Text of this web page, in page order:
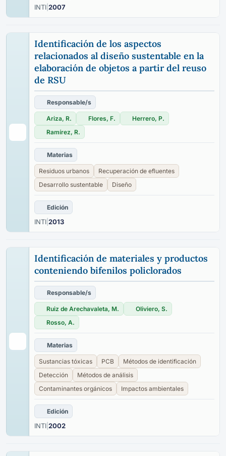
INTI 2007
Identificación de los aspectos
relacionados al diseño sustentable en la
elaboración de objetos a partir del reuso
de RSU
Responsable/s
Ariza, R. Flores, F.
Herrero, P.
Ramírez, R.
Materias
Residuos urbanos
Recuperación de efluentes
Desarrollo sustentable
Diseño
Edición
INTI 2013
Identificación de materiales y productos
conteniendo bifenilos policlorados
Responsable/s
Ruiz de Arechavaleta, M.
Oliviero, S.
Rosso, A.
Materias
Sustancias tóxicas PCB
Métodos de identificación
Detección
Métodos de análisis
Contaminantes orgánicos
Impactos ambientales
Edición
INTI 2002